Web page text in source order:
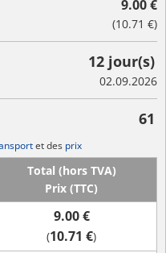
9.00 €
(10.71 €)
12 jour(s)
02.09.2026
61
et des prix
Total (hors TVA)
Prix (TTC)
9.00 €
(10.71 €)